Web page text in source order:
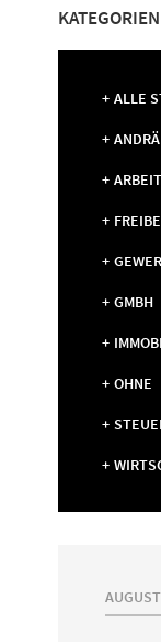
KATEGORIEN
ALLE
GMBH
OHNE